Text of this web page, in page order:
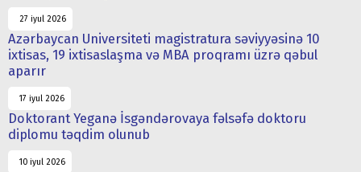
27 iyul 2026
Azərbaycan Universiteti magistratura səviyyəsinə 10
ixtisas, 19 ixtisaslaşma və MBA proqramı üzrə qəbul
aparır
17 iyul 2026
Doktorant Yeganə İsgəndərovaya fəlsəfə doktoru
diplomu təqdim olunub
10 iyul 2026